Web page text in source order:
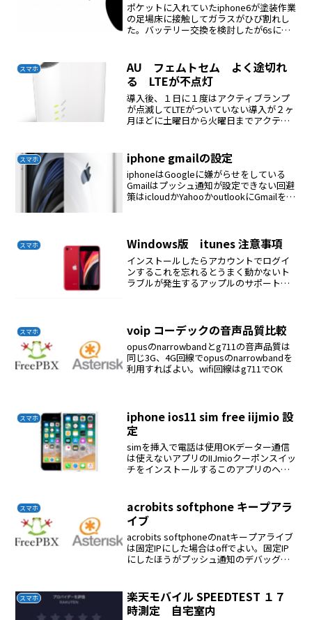
ポケットに入れていたiphone6が塗装作業
の足場床に接触してガラスがひび割れし
た。バッテリー交換を検討したが6sに変
ンロードする。設定→一般→プロ...
スマホ
AU フェムトセム よく途切れ
る LTEが不点灯
導入後、１日に１度はアクティブランプ
が点滅してLTEがついていない導入が２ヶ
月ほどに土曜日から火曜日までアクティ
が翌日また点滅今度はルーターのサポー
トに連絡基本設定...
スマホ iphone gmailの設定
iphoneはGoogleに嫌がらせをしている
Gmailはプッシュ通知が設定できない回避
策はicloudかYahooかoutlookにGmailを転
スマホ Windows版 itunes 注意事項
インストールしたらアカウントでログイ
ンするこれを忘れるとうまく動かないト
ラブルが発生するアップルのサポートは
スマホ voip コーデックの音声品質比較
opusのnarrowbandとg711の音声品質は
同じ3G、4G回線でopusのnarrowbandを
利用すればよい。wifi回線はg711でOK
スマホ
iphone ios11 sim free iijmio 設
定
simを挿入で電話は使用OKデーター通信
は使えないアプリのIIJmioクーポンスイッ
チをインストールするこのアプリのヘル
ればデーター通信が出来るようになる
スマホ
acrobits softphone キープアラ
イブ
acrobits softphoneのnatキープアライブ
は固定IPにした場合はoffでよい。固定IP
にしたほうがプッシュ通知のデバッグ要
スマホ
楽天モバイル SPEEDTEST １７
時測定 自宅室内